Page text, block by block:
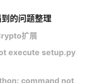
的问题整理
扩展
execute setup.py
command not